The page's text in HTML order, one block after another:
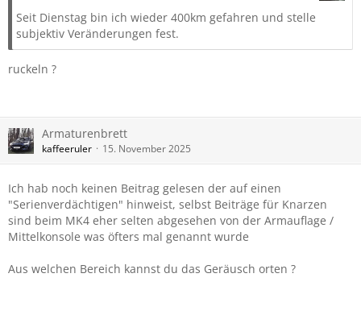
Seit Dienstag bin ich wieder 400km gefahren und stelle
subjektiv Veränderungen fest.
ruckeln ?
Armaturenbrett
kaffeeruler 15. November 2025
Ich hab noch keinen Beitrag gelesen der auf einen
"Serienverdächtigen" hinweist, selbst Beiträge für Knarzen
sind beim MK4 eher selten abgesehen von der Armauflage /
Mittelkonsole was öfters mal genannt wurde
Aus welchen Bereich kannst du das Geräusch orten ?